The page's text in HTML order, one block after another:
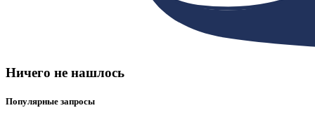
Ничего не нашлось
Популярные запросы